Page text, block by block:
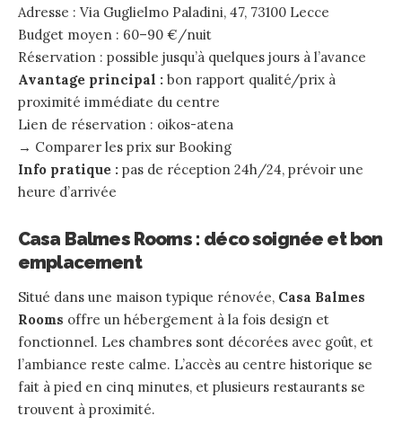
Adresse : Via Guglielmo Paladini, 47, 73100 Lecce
Budget moyen : 60–90 €/nuit
Réservation : possible jusqu’à quelques jours à l’avance
Avantage principal : bon rapport qualité/prix à
proximité immédiate du centre
Lien de réservation : oikos-atena
→ Comparer les prix sur Booking
Info pratique : pas de réception 24h/24, prévoir une
heure d’arrivée
Casa Balmes Rooms : déco soignée et bon
emplacement
Situé dans une maison typique rénovée, Casa Balmes
Rooms offre un hébergement à la fois design et
fonctionnel. Les chambres sont décorées avec goût, et
l’ambiance reste calme. L’accès au centre historique se
fait à pied en cinq minutes, et plusieurs restaurants se
trouvent à proximité.